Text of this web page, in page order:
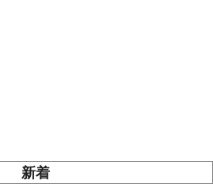
新着